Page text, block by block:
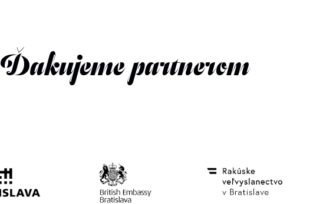
Ďakujeme partnerom